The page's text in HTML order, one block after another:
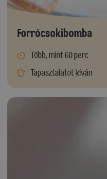
Forrócsokibomba
Több, mint 60 perc
Tapasztalatot kíván